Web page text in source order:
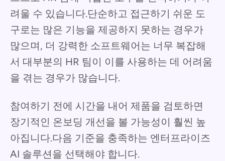
려울 수 있습니다.단순하고 접근하기 쉬운 도
구로는 많은 기능을 제공하지 못하는 경우가
많으며, 더 강력한 소프트웨어는 너무 복잡해
서 대부분의 HR 팀이 이를 사용하는 데 어려움
을 겪는 경우가 많습니다.
참여하기 전에 시간을 내어 제품을 검토하면
장기적인 온보딩 개선을 볼 가능성이 훨씬 높
아집니다.다음 기준을 충족하는 엔터프라이즈
AI 솔루션을 선택해야 합니다.